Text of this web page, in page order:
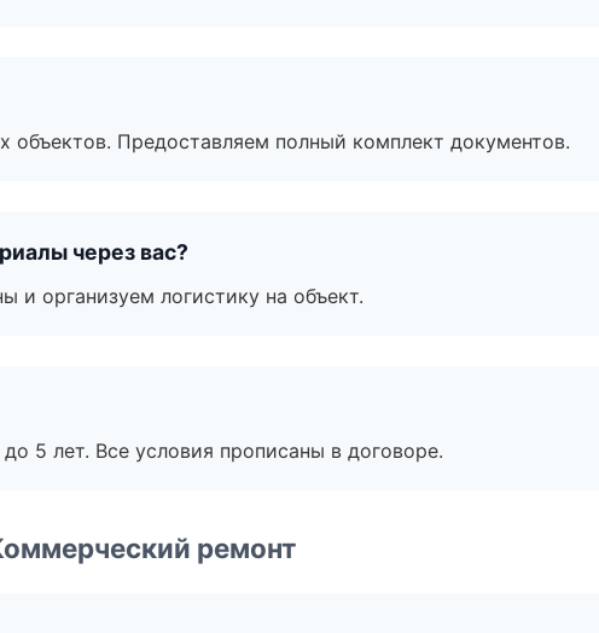
объектов. Предоставляем полный комплект документов.
через вас?
и организуем логистику на объект.
5 лет. Все условия прописаны в договоре.
ремонт